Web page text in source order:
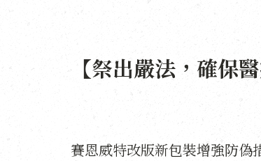
【祭出嚴法，確保
賽恩威特改版新包裝增強防偽